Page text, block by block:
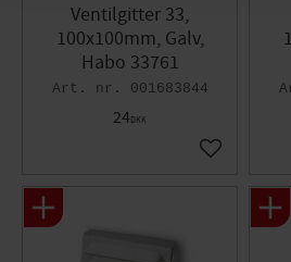
Ventilgitter 33,
100x100mm, Galv,
Habo 33761
001683844
24DKK
Gem som